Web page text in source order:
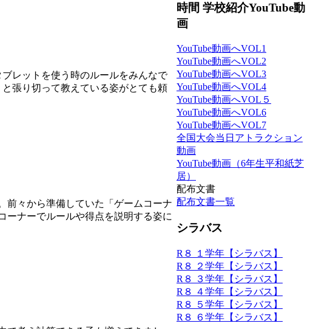
レットを使う時のルールをみんなで
張り切って教えている姿がとても頼
々から準備していた「ゲームコーナ
ーナーでルールや得点を説明する姿に
時間 学校紹介YouTube動
画
YouTube動画へVOL1
YouTube動画へVOL2
YouTube動画へVOL3
YouTube動画へVOL4
YouTube動画へVOL５
YouTube動画へVOL6
YouTube動画へVOL7
全国大会当日アトラクション
動画
YouTube動画（6年生平和紙芝
居）
配布文書
配布文書一覧
シラバス
R８ １学年【シラバス】
R８ ２学年【シラバス】
R８ ３学年【シラバス】
R８ ４学年【シラバス】
R８ ５学年【シラバス】
R８ ６学年【シラバス】